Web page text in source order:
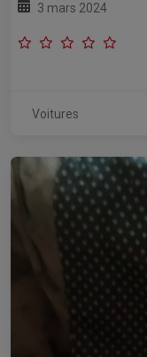
3 mars 2024
Voitures